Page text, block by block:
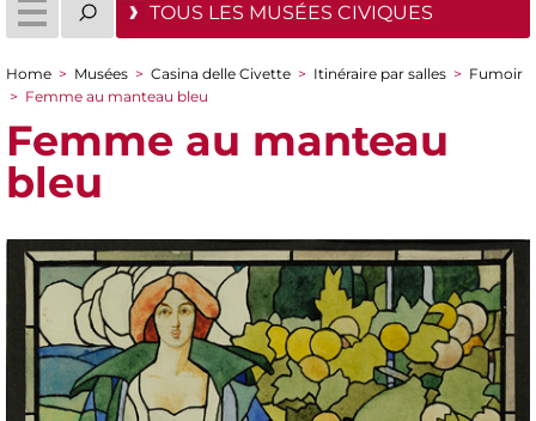
TOUS LES MUSÉES CIVIQUES
You are here
Home > Musées > Casina delle Civette > Itinéraire par salles > Fumoir
> Femme au manteau bleu
Femme au manteau
bleu